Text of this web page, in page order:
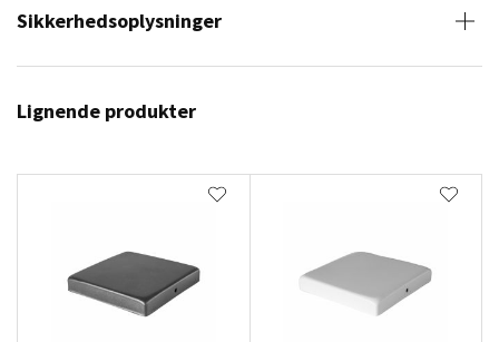
Sikkerhedsoplysninger
Lignende produkter